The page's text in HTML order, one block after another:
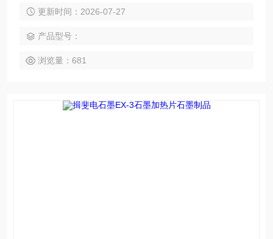
般的非金属高100倍。
更新时间：2026-07-27
产品型号：
浏览量：681